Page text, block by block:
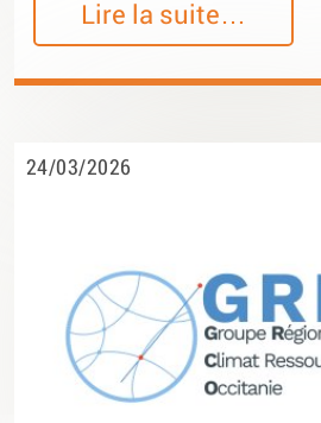
Lire la suite…
24/03/2026